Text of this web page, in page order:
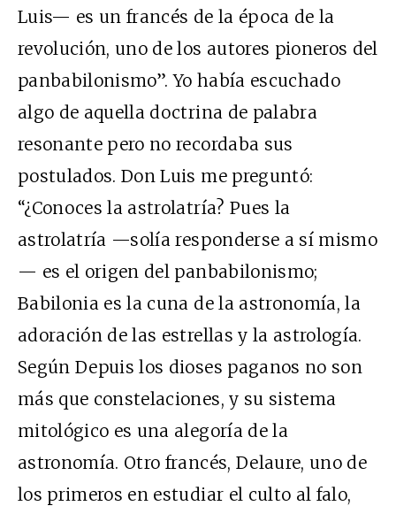
Luis— es un francés de la época de la
revolución, uno de los autores pioneros del
panbabilonismo”. Yo había escuchado
algo de aquella doctrina de palabra
resonante pero no recordaba sus
postulados. Don Luis me preguntó:
“¿Conoces la astrolatría? Pues la
astrolatría —solía responderse a sí mismo
— es el origen del panbabilonismo;
Babilonia es la cuna de la astronomía, la
adoración de las estrellas y la astrología.
Según Depuis los dioses paganos no son
más que constelaciones, y su sistema
mitológico es una alegoría de la
astronomía. Otro francés, Delaure, uno de
los primeros en estudiar el culto al falo,